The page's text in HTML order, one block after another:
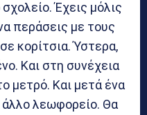
Έχεις μόλις
περάσεις με τους
κορίτσια. Ύστερα,
Και στη συνέχεια
μετρό. Και μετά ένα
άλλο λεωφορείο. Θα